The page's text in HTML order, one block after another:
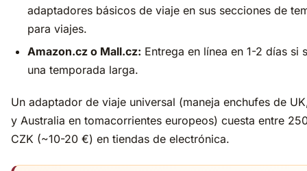
adaptadores básicos de viaje en sus secciones de
para viajes.
Amazon.cz o Mall.cz: Entrega en línea en 1-2 días si
una temporada larga.
Un adaptador de viaje universal (maneja enchufes de
y Australia en tomacorrientes europeos) cuesta entre
CZK (~10-20 €) en tiendas de electrónica.